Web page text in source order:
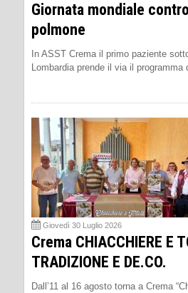
Giornata mondiale
polmone
In ASST Crema il primo paziente
Lombardia prende il via il programma
Giovedì 30 Luglio 2026
Crema CHIACCHIERE E
TRADIZIONE E DE.CO.
Dall’11 al 16 agosto torna a Crema